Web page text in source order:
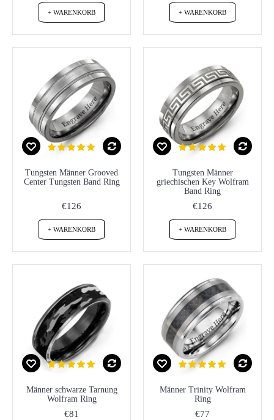
+ WARENKORB + WARENKORB
Tungsten Männer Grooved
Center Tungsten Band Ring
€126
+ WARENKORB
Tungsten Männer
griechischen Key Wolfram
Band Ring
€126
+ WARENKORB
Männer schwarze Tarnung
Wolfram Ring
€81
Männer Trinity Wolfram
Ring
€77